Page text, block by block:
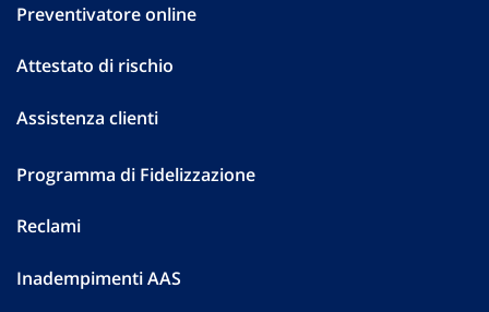
Preventivatore online
Attestato di rischio
Assistenza clienti
Programma di Fidelizzazione
Reclami
Inadempimenti AAS